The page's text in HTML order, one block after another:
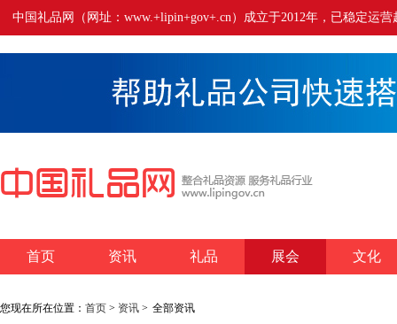
中国礼品网（网址：www.+lipin+gov+.cn）成立于2012年，已稳定运
首页 资讯 礼品 展会 文化
您现在所在位置： 首页 > 资讯 > 全部资讯